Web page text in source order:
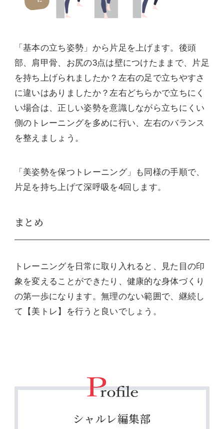
「基本の立ち姿勢」から片足を上げます。後頭
部、肩甲骨、お尻の3点は壁につけたままで、片足
を持ち上げられましたか？左右の足で立ちやすさ
に違いはありましたか？左右どちらかで立ちにく
い場合は、正しい姿勢を意識しながら立ちにくい
側のトレーニングを多めに行い、左右のバランス
を整えましょう。
「美姿勢を保つトレーニング」も同様の手順で、
片足を持ち上げて深呼吸を4回します。
まとめ
トレーニングを日常に取り入れると、見た目の印
象を変えることができたり、健康的な身体づくり
の第一歩になります。無理のない範囲で、継続し
て【美トレ】を行うと良いでしょう。
シャルレ編集部